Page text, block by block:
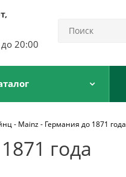
20:00
- Mainz - Германия до 1871 года
года